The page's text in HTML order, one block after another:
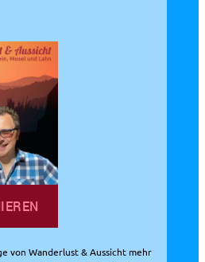
von Wanderlust & Aussicht mehr